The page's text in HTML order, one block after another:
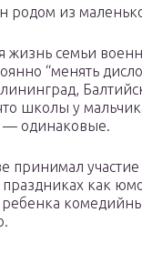
родом из
жизнь семьи
“менять
школы у
— одинаковые.
принимал участие
праздниках как
ребенка